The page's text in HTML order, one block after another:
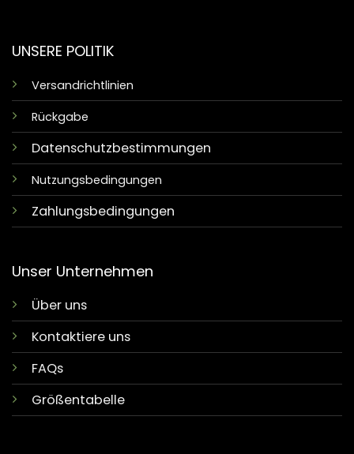
UNSERE POLITIK
Versandrichtlinien
Rückgabe
Datenschutzbestimmungen
Nutzungsbedingungen
Zahlungsbedingungen
Unser Unternehmen
Über uns
Kontaktiere uns
FAQs
Größentabelle